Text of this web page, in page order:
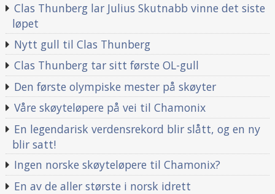
Clas Thunberg lar Julius Skutnabb vinne det siste
løpet
Nytt gull til Clas Thunberg
Clas Thunberg tar sitt første OL-gull
Den første olympiske mester på skøyter
Våre skøyteløpere på vei til Chamonix
En legendarisk verdensrekord blir slått, og en ny
blir satt!
Ingen norske skøyteløpere til Chamonix?
En av de aller største i norsk idrett